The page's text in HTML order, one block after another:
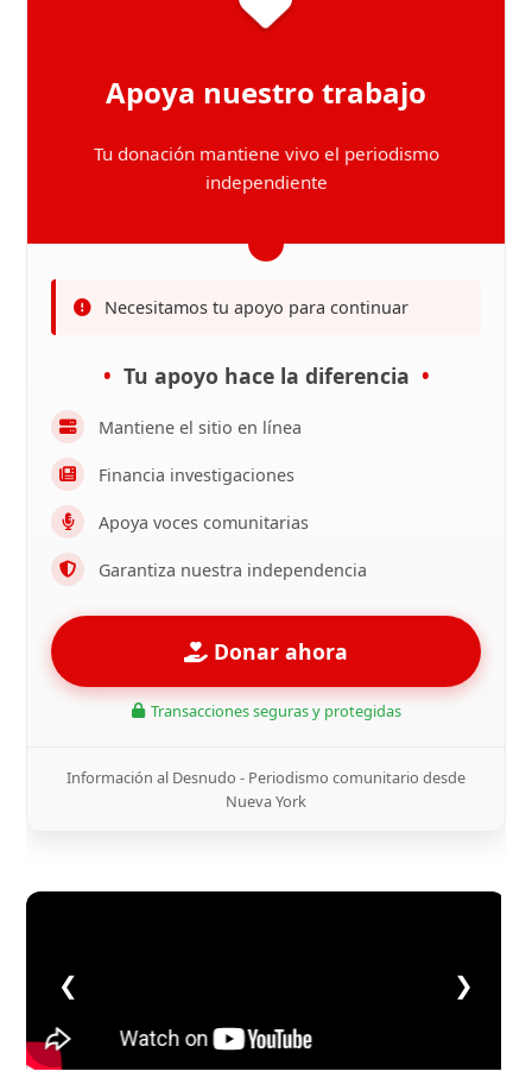
Apoya nuestro trabajo
Tu donación mantiene vivo el periodismo
independiente
Necesitamos tu apoyo para continuar
Tu apoyo hace la diferencia
Mantiene el sitio en línea
Financia investigaciones
Apoya voces comunitarias
Garantiza nuestra independencia
Donar ahora
Transacciones seguras y protegidas
Información al Desnudo - Periodismo comunitario desde
Nueva York
❮ ❯